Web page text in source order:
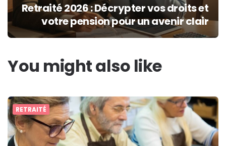
Retraité 2026 : Décrypter vos droits et
votre pension pour un avenir clair
You might also like
RETRAITÉ